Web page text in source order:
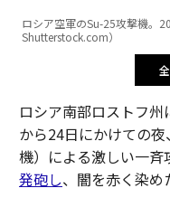
ロシア空軍のSu-25攻撃機。
Shutterstock.com）
ロシア南部ロストフ
から24日にかけての
機）による激しい一
発砲し、闇を赤く染め